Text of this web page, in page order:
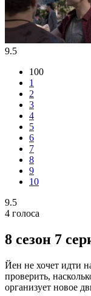
9.5
100
1
2
3
4
5
6
7
8
9
10
9.5
4 голоса
8 сезон 7
Йен не хочет идти
проверить,
организует новое